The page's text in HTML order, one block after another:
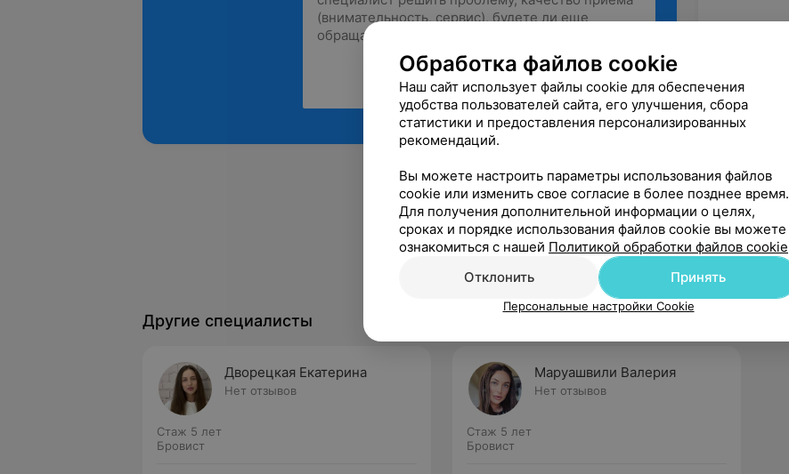
Рекомендую
Другие специалисты
Дворецкая Екатерина
Нет отзывов
Стаж 5 лет
Бровист
Маруашвили Валерия
Нет отзывов
Стаж 5 лет
Бровист
Обработка файлов cookie
Наш сайт использует файлы cookie для обеспечения
удобства пользователей сайта, его улучшения, сбора
статистики и предоставления персонализированных
рекомендаций.
Вы можете настроить параметры использования файлов
cookie или изменить свое согласие в более позднее время.
Для получения дополнительной информации о целях,
сроках и порядке использования файлов cookie вы можете
ознакомиться с нашей Политикой обработки файлов cookie
Отклонить
Принять
Персональные настройки Cookie